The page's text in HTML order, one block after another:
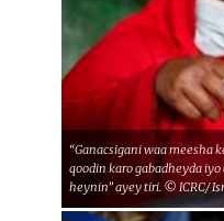
“Ganacsigani waa meesha
qoodin karo gabadheyda
heynin” ayey tiri. © ICRC/